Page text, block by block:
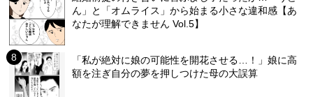
ん」と「オムライス」から始まる小さな違和感【あ
なたが理解できません Vol.5】
「私が絶対に娘の可能性を開花させる…！」娘に高
額を注ぎ自分の夢を押しつけた母の大誤算